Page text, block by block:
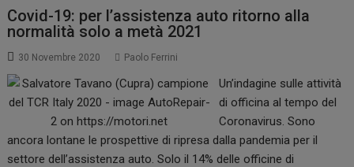
Covid-19: per l’assistenza auto ritorno alla
normalità solo a metà 2021
30 Novembre 2020 Paolo Ferrini
Un’indagine sulle attività
di officina al tempo del
Coronavirus. Sono
ancora lontane le prospettive di ripresa dalla pandemia per il
settore dell’assistenza auto. Solo il 14% delle officine di